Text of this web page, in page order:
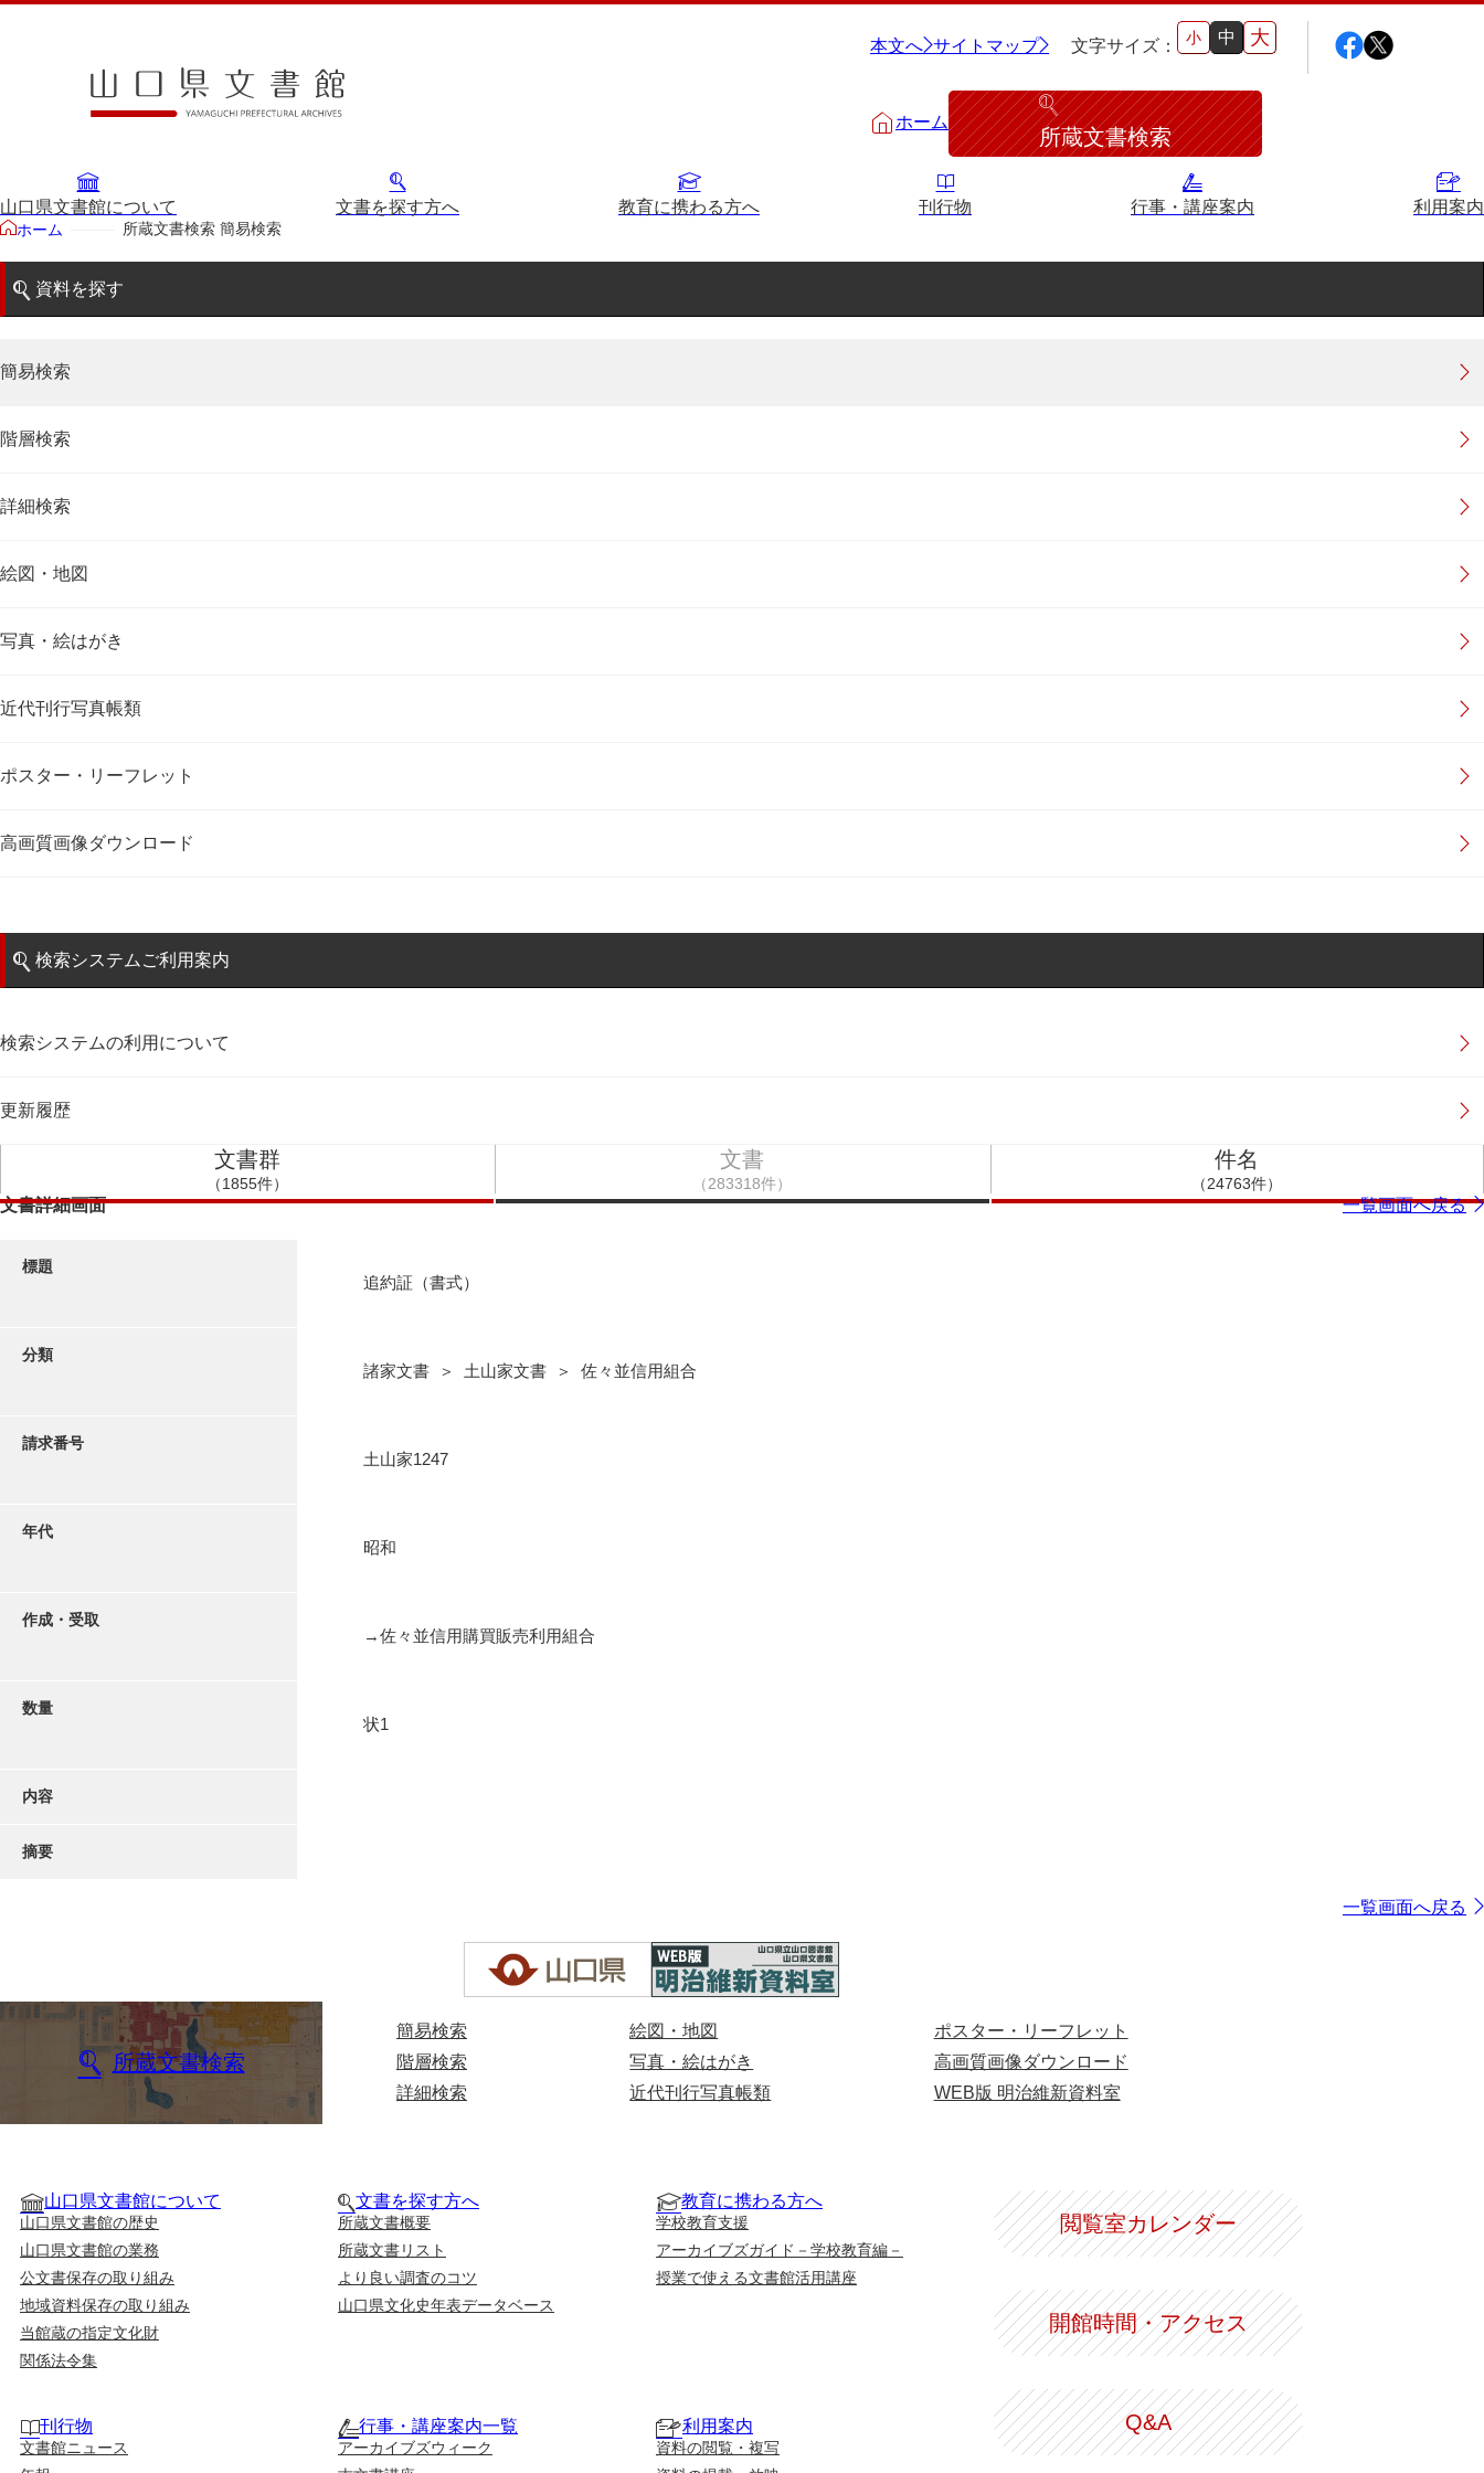
本文へ サイトマップ 文字サイズ： 小 中 大
ホーム
所蔵文書検索
山口県文書館について 文書を探す方へ 教育に携わる方へ 刊行物 行事・講座案内 利用案内
ホーム 所蔵文書検索 簡易検索
資料を探す
簡易検索
階層検索
詳細検索
絵図・地図
写真・絵はがき
近代刊行写真帳類
ポスター・リーフレット
高画質画像ダウンロード
検索システムご利用案内
検索システムの利用について
更新履歴
文書群
（1855件）
文書
（283318件）
件名
（24763件）
文書詳細画面 一覧画面へ戻る
標題
追約証（書式）
分類
諸家文書 ＞ 土山家文書 ＞ 佐々並信用組合
請求番号
土山家1247
年代
昭和
作成・受取
→佐々並信用購買販売利用組合
数量
状1
内容
摘要
一覧画面へ戻る
所蔵文書検索
簡易検索
階層検索
詳細検索
絵図・地図
写真・絵はがき
近代刊行写真帳類
ポスター・リーフレット
高画質画像ダウンロード
WEB版 明治維新資料室
山口県文書館について
山口県文書館の歴史
山口県文書館の業務
公文書保存の取り組み
地域資料保存の取り組み
当館蔵の指定文化財
関係法令集
文書を探す方へ
所蔵文書概要
所蔵文書リスト
より良い調査のコツ
山口県文化史年表データベース
教育に携わる方へ
学校教育支援
アーカイブズガイド－学校教育編－
授業で使える文書館活用講座
刊行物
文書館ニュース
行事・講座案内一覧
アーカイブズウィーク
利用案内
資料の閲覧・複写
閲覧室カレンダー
開館時間・アクセス
Q&A